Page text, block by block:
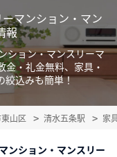
マンション・マン
報
ション・マンスリーマ
・礼金無料、家具・
絞込みも簡単！
山区 清水五条駅 家
ンション・マンスリー